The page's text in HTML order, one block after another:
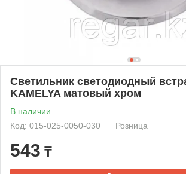
Светильник светодиодный
KAMELYA матовый хром
В наличии
Код: 015-025-0050-030
Розница
543 ₸